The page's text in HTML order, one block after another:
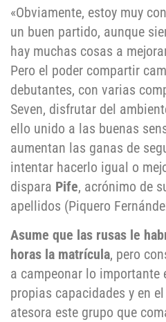
«Obviamente, estoy muy
un buen partido, aunque
hay muchas cosas a
Pero el poder compartir
debutantes, con varias
Seven, disfrutar del
ello unido a las buenas
aumentan las ganas de
intentar hacerlo igual o
dispara Pife, acrónimo de
apellidos (Piquero
Asume que las rusas le
horas la matrícula, pero
a campeonar lo importante
propias capacidades y en
atesora este grupo que